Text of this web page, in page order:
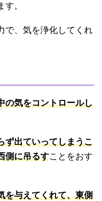
。
、気を浄化してくれ
の気をコントロールし
ず出ていってしまうこ
側に吊るすことをおす
を与えてくれて、東側